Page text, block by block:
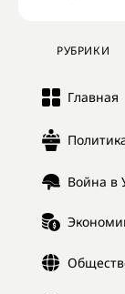
РУБРИКИ
Главная
Война в